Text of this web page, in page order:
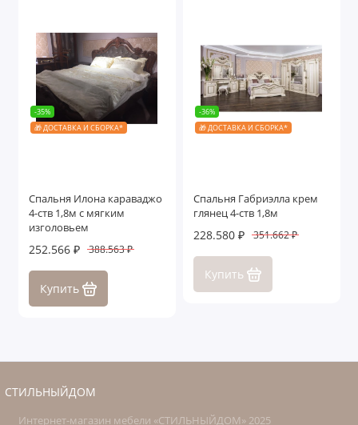
-35%
🎁 ДОСТАВКА И СБОРКА*
Спальня Илона караваджо
4-ств 1,8м с мягким
изголовьем
252.566 ₽ 388.563 ₽
Купить
-36%
🎁 ДОСТАВКА И СБОРКА*
Спальня Габриэлла крем
глянец 4-ств 1,8м
228.580 ₽ 351.662 ₽
Купить
СТИЛЬНЫЙДОМ
Интернет-магазин мебели «СТИЛЬНЫЙДОМ» 2025